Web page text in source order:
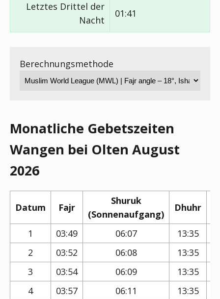
Letztes Drittel der
Nacht
01:41
Berechnungsmethode
Monatliche Gebetszeiten
Wangen bei Olten August
2026
Datum Fajr
Shuruk
(Sonnenaufgang)
Dhuhr
1
03:49 06:07 13:35
2
03:52 06:08 13:35
3
03:54 06:09 13:35
4
03:57 06:11 13:35